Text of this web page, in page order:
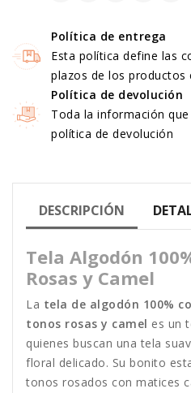
Política de entrega
Esta política define las
plazos de los productos
Política de devolución
Toda la información
política de devolución
DESCRIPCIÓN
Tela Algodón
Rosas y Camel
La tela de algodón 100%
tonos rosas y camel es un
quienes buscan una tela
floral delicado. Su bonito
tonos rosados con matices